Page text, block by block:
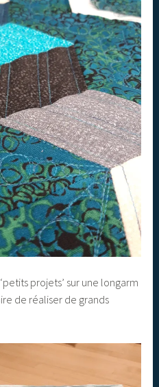
projets’ sur une longarm
de réaliser de grands